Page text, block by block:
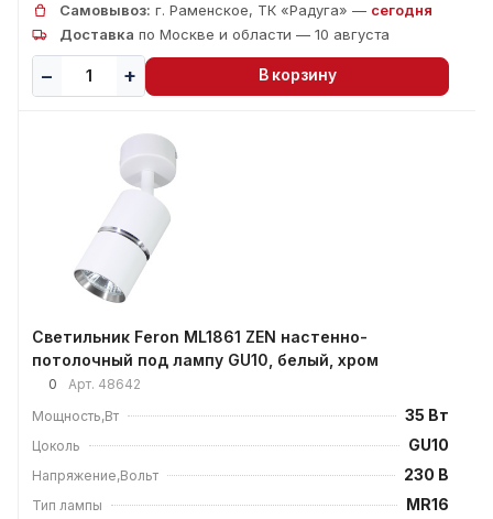
Самовывоз: г. Раменское, ТК «Радуга» — сегодня
Доставка по Москве и области — 10 августа
В корзину
Светильник Feron ML1861 ZEN настенно-
потолочный под лампу GU10, белый, хром
0 Арт. 48642
Мощность,Вт
35 Вт
Цоколь GU10
Напряжение,Вольт 230 В
Тип лампы MR16